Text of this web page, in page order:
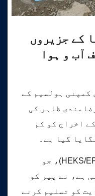
کے جزیروں
آب و ہوا
کمپنی ہولسیم کے
ظاہر کی
اخراج کو کم
گیا ہے۔
این جی او سوئس چرچ ایڈ (HEKS/EPER)، جو
ہے، نے پیر کو
کو تسلیم کرنے